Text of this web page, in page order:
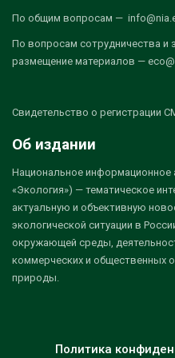
По общим вопросам —
По вопросам сотрудничества и
размещение материалов —
Свидетельство о регистрации
Об издании
Национальное информационное
«Экология») — тематическое
актуальную и объективную
экологической ситуации в
окружающей среды,
коммерческих и общественных
природы.
Политика